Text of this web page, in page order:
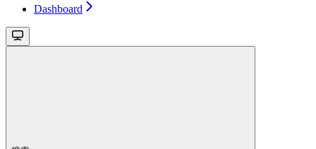
Dashboard